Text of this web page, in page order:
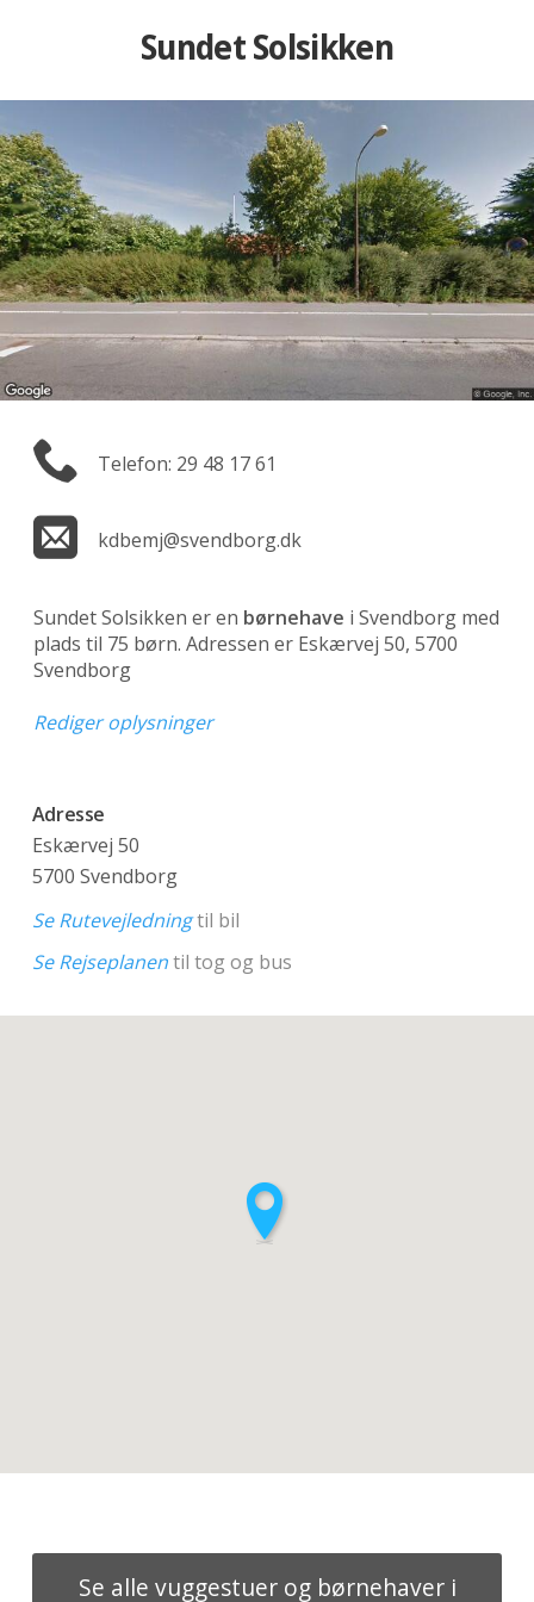
Sundet Solsikken
Telefon: 29 48 17 61
kdbemj@svendborg.dk
Sundet Solsikken er en børnehave i Svendborg med
plads til 75 børn. Adressen er Eskærvej 50, 5700
Svendborg
Rediger oplysninger
Adresse
Eskærvej 50
5700 Svendborg
Se Rutevejledningtil bil
Se Rejseplanentil tog og bus
Se alle vuggestuer og børnehaver i